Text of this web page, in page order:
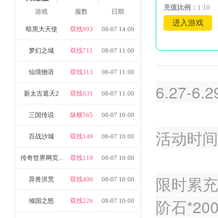
游戏
服数 日期
暗黑大天使 双线993 08-07 14:00
梦幻之城 双线711 08-07 11:00
仙境物语 双线313 08-07 11:00
新太古遮天2 双线631 08-07 11:00
三国传说 纵横565 08-07 10:00
百战沙城 双线149 08-07 10:00
传奇世界网页... 双线119 08-07 10:00
异兽洪荒 双线400 08-07 10:00
倾国之怒 双线226 08-07 10:00
充值比例： 1:10
进入游戏
6.27-
活动时
限时累
阶石